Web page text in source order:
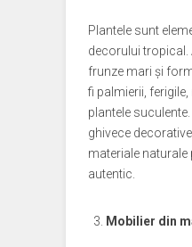
Plantele sunt
decorului tropical.
frunze mari și
fi palmierii,
plantele
ghivece
materiale naturale
autentic.
Mobilier din